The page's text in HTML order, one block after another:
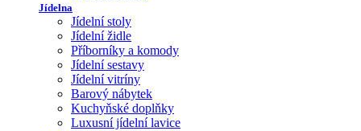
Jídelna
Jídelní stoly
Jídelní židle
Příborníky a komody
Jídelní sestavy
Jídelní vitríny
Barový nábytek
Kuchyňské doplňky
Luxusní jídelní lavice